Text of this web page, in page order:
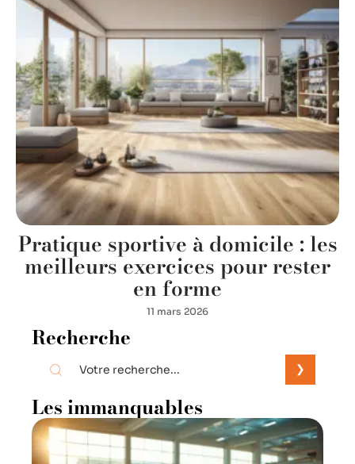
Pratique sportive à domicile : les
meilleurs exercices pour rester
en forme
11 mars 2026
Recherche
Les immanquables